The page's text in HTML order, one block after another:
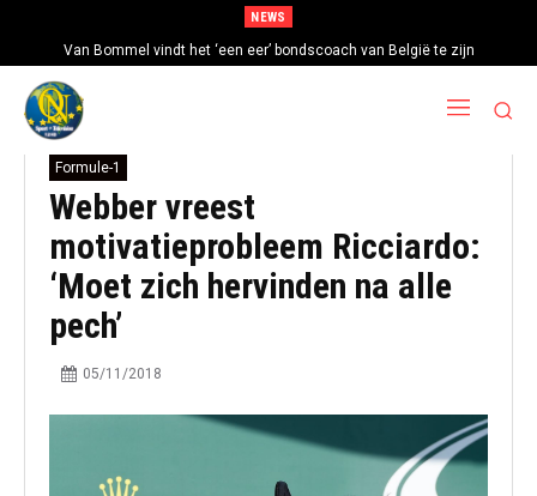
NEWS
Van Bommel vindt het ‘een eer’ bondscoach van België te zijn
Formule-1
Webber vreest
motivatieprobleem Ricciardo:
‘Moet zich hervinden na alle
pech’
05/11/2018